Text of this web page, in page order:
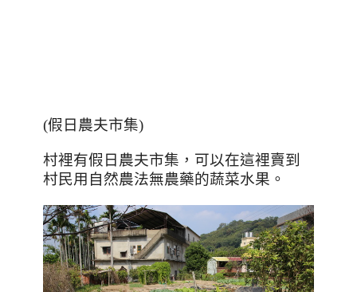
(假日農夫市集)
村裡有假日農夫市集，可以在這裡賣到
村民用自然農法無農藥的蔬菜水果。